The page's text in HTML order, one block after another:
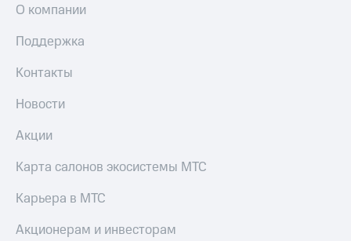
О компании
Поддержка
Контакты
Новости
Акции
Карта салонов экосистемы МТС
Карьера в МТС
Акционерам и инвесторам